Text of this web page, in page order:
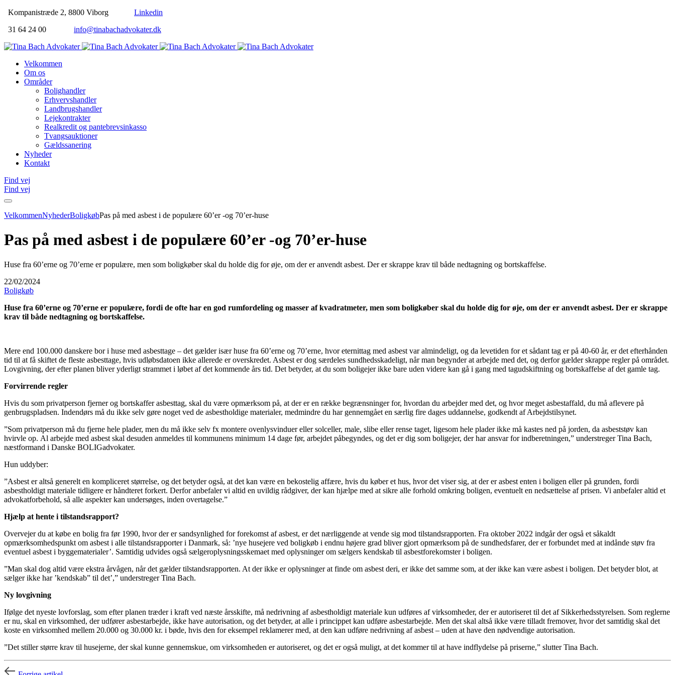
Kompanistræde 2, 8800 Viborg
Linkedin
31 64 24 00
info@tinabachadvokater.dk
Velkommen
Om os
Områder
Bolighandler
Erhvervshandler
Landbrugshandler
Lejekontrakter
Realkredit og pantebrevsinkasso
Tvangsauktioner
Gældssanering
Nyheder
Kontakt
Find vej
Find vej
VelkommenNyhederBoligkøbPas på med asbest i de populære 60’er -og 70’er-huse
Pas på med asbest i de populære 60’er -og 70’er-huse
Huse fra 60’erne og 70’erne er populære, men som boligkøber skal du holde dig for øje, om der er anvendt asbest. Der er skrappe krav til både nedtagning og bortskaffelse.
22/02/2024
Boligkøb
Huse fra 60’erne og 70’erne er populære, fordi de ofte har en god rumfordeling og masser af kvadratmeter, men som boligkøber skal du holde dig for øje, om der er anvendt asbest. Der er skrappe
krav til både nedtagning og bortskaffelse.
Mere end 100.000 danskere bor i huse med asbesttage – det gælder især huse fra 60’erne og 70’erne, hvor eternittag med asbest var almindeligt, og da levetiden for et sådant tag er på 40-60 år, er det efterhånden
tid til at få skiftet de fleste asbesttage, hvis udløbsdatoen ikke allerede er overskredet. Asbest er dog særdeles sundhedsskadeligt, når man begynder at arbejde med det, og derfor gælder skrappe regler på området.
Lovgivning, der efter planen bliver yderligt strammet i løbet af det kommende års tid. Det betyder, at du som boligejer ikke bare uden videre kan gå i gang med tagudskiftning og bortskaffelse af det gamle tag.
Forvirrende regler
Hvis du som privatperson fjerner og bortskaffer asbesttag, skal du være opmærksom på, at der er en række begrænsninger for, hvordan du arbejder med det, og hvor meget asbestaffald, du må aflevere på
genbrugspladsen. Indendørs må du ikke selv gøre noget ved de asbestholdige materialer, medmindre du har gennemgået en særlig fire dages uddannelse, godkendt af Arbejdstilsynet.
”Som privatperson må du fjerne hele plader, men du må ikke selv fx montere ovenlysvinduer eller solceller, male, slibe eller rense taget, ligesom hele plader ikke må kastes ned på jorden, da asbeststøv kan
hvirvle op. Al arbejde med asbest skal desuden anmeldes til kommunens minimum 14 dage før, arbejdet påbegyndes, og det er dig som boligejer, der har ansvar for indberetningen,” understreger Tina Bach,
næstformand i Danske BOLIGadvokater.
Hun uddyber:
”Asbest er altså generelt en kompliceret størrelse, og det betyder også, at det kan være en bekostelig affære, hvis du køber et hus, hvor det viser sig, at der er asbest enten i boligen eller på grunden, fordi
asbestholdigt materiale tidligere er håndteret forkert. Derfor anbefaler vi altid en uvildig rådgiver, der kan hjælpe med at sikre alle forhold omkring boligen, eventuelt en nedsættelse af prisen. Vi anbefaler altid et
advokatforbehold, så alle aspekter kan undersøges, inden overtagelse.”
Hjælp at hente i tilstandsrapport?
Overvejer du at købe en bolig fra før 1990, hvor der er sandsynlighed for forekomst af asbest, er det nærliggende at vende sig mod tilstandsrapporten. Fra oktober 2022 indgår der også et såkaldt
opmærksomhedspunkt om asbest i alle tilstandsrapporter i Danmark, så: ’nye husejere ved boligkøb i endnu højere grad bliver gjort opmærksom på de sundhedsfarer, der er forbundet med at indånde støv fra
eventuel asbest i byggematerialer’. Samtidig udvides også sælgeroplysningsskemaet med oplysninger om sælgers kendskab til asbestforekomster i boligen.
”Man skal dog altid være ekstra årvågen, når det gælder tilstandsrapporten. At der ikke er oplysninger at finde om asbest deri, er ikke det samme som, at der ikke kan være asbest i boligen. Det betyder blot, at
sælger ikke har ’kendskab” til det’,” understreger Tina Bach.
Ny lovgivning
Ifølge det nyeste lovforslag, som efter planen træder i kraft ved næste årsskifte, må nedrivning af asbestholdigt materiale kun udføres af virksomheder, der er autoriseret til det af Sikkerhedsstyrelsen. Som reglerne
er nu, skal en virksomhed, der udfører asbestarbejde, ikke have autorisation, og det betyder, at alle i princippet kan udføre asbestarbejde. Men det skal altså ikke være tilladt fremover, hvor det samtidig skal det
koste en virksomhed mellem 20.000 og 30.000 kr. i bøde, hvis den for eksempel reklamerer med, at den kan udføre nedrivning af asbest – uden at have den nødvendige autorisation.
”Det stiller større krav til husejerne, der skal kunne gennemskue, om virksomheden er autoriseret, og det er også muligt, at det kommer til at have indflydelse på priserne,” slutter Tina Bach.